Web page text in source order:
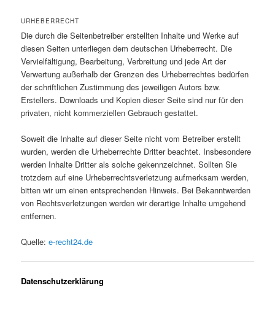
URHEBERRECHT
Die durch die Seitenbetreiber erstellten Inhalte und Werke auf
diesen Seiten unterliegen dem deutschen Urheberrecht. Die
Vervielfältigung, Bearbeitung, Verbreitung und jede Art der
Verwertung außerhalb der Grenzen des Urheberrechtes bedürfen
der schriftlichen Zustimmung des jeweiligen Autors bzw.
Erstellers. Downloads und Kopien dieser Seite sind nur für den
privaten, nicht kommerziellen Gebrauch gestattet.
Soweit die Inhalte auf dieser Seite nicht vom Betreiber erstellt
wurden, werden die Urheberrechte Dritter beachtet. Insbesondere
werden Inhalte Dritter als solche gekennzeichnet. Sollten Sie
trotzdem auf eine Urheberrechtsverletzung aufmerksam werden,
bitten wir um einen entsprechenden Hinweis. Bei Bekanntwerden
von Rechtsverletzungen werden wir derartige Inhalte umgehend
entfernen.
Quelle:e-recht24.de
Datenschutzerklärung